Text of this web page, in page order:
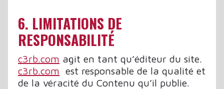
6. LIMITATIONS DE
RESPONSABILITÉ
c3rb.com agit en tant qu’éditeur du site.
c3rb.com est responsable de la qualité et
de la véracité du Contenu qu’il publie.